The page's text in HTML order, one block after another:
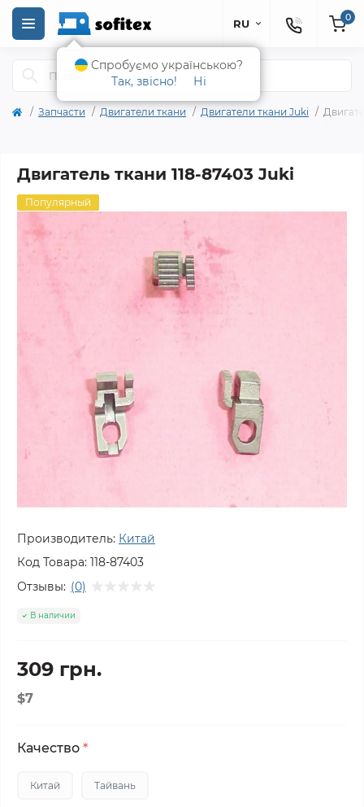
RU 0
Запчасти Двигатели ткани Двигатели ткани Juki
Двигатель ткани 118-87403 Juki
Популярный
Производитель: Китай
Код Товара: 118-87403
Отзывы: (0)
В наличии
309 грн.
$7
Качество *
Китай Тайвань
Спробуємо українською?
Так, звісно!
Ні